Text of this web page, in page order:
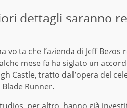
dettagli saranno
volta che l’azienda di Jeff
mese fa ha siglato un
Castle, tratto dall’opera del
Runner.
per altro, hanno già